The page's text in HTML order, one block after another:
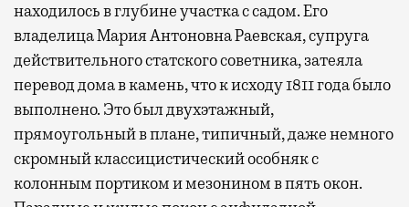
находилось в глубине участка с садом. Его
владелица Мария Антоновна Раевская, супруга
действительного статского советника, затеяла
перевод дома в камень, что к исходу 1811 года было
выполнено. Это был двухэтажный,
прямоугольный в плане, типичный, даже немного
скромный классицистический особняк с
колонным портиком и мезонином в пять окон.